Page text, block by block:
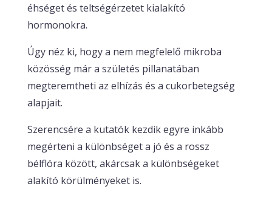
éhséget és teltségérzetet kialakító
hormonokra.
Úgy néz ki, hogy a nem megfelelő mikroba
közösség már a születés pillanatában
megteremtheti az elhízás és a cukorbetegség
alapjait.
Szerencsére a kutatók kezdik egyre inkább
megérteni a különbséget a jó és a rossz
bélflóra között, akárcsak a különbségeket
alakító körülményeket is.